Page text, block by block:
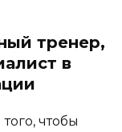
тренер,
в
чтобы